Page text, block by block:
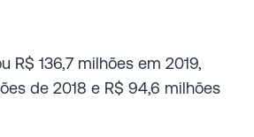
R$ 136,7 milhões em 2019,
de 2018 e R$ 94,6 milhões